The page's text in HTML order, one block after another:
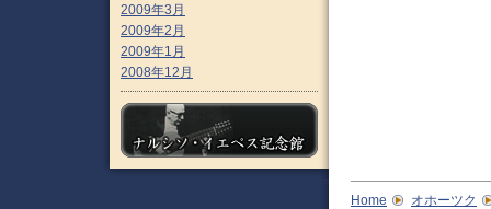
2009年3月
2009年2月
2009年1月
2008年12月
Home オホーツク